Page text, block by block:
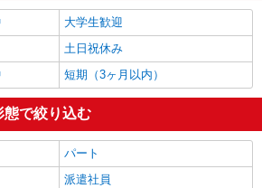
給を見る
大学生歓迎
土日祝休み
短期（3ヶ月以内）
態で絞り込む
パート
派遣社員